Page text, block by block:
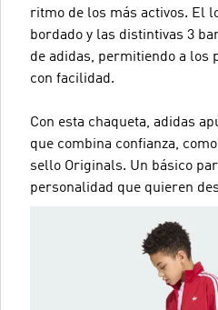
ritmo de los más activos. El
bordado y las distintivas 3
de adidas, permitiendo a los
con facilidad.
Con esta chaqueta, adidas
que combina confianza,
sello Originals. Un básico
personalidad que quieren